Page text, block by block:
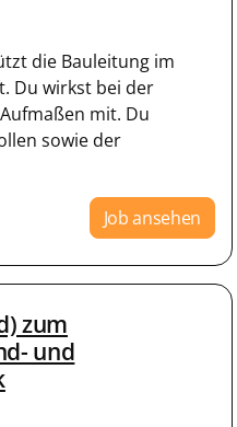
die Bauleitung im
Du wirkst bei der
mit. Du
sowie der
Job ansehen
zum
und